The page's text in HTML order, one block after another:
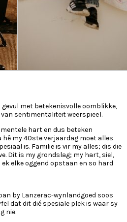
met betekenisvolle oomblikke,
van sentimentaliteit weerspieël.
hart en dus beteken
hê my 40ste verjaardag moet alles
is. Familie is vir my alles; dis die
Dit is my grondslag; my hart, siel,
elke oggend opstaan en so hard
by Lanzerac-wynlandgoed soos
dat dit dié spesiale plek is waar sy
nie.